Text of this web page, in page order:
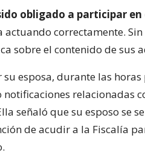
obligado a participar
correctamente.
sobre el contenido de sus
esposa, durante las horas
relacionadas
señaló que su esposo se
de acudir a la Fiscalía